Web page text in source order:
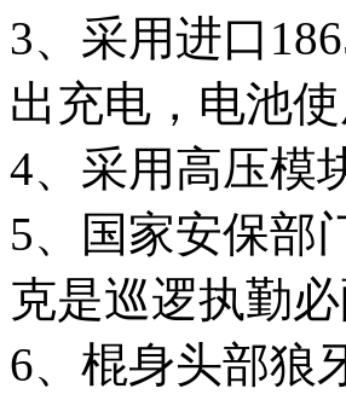
3、采用进口
出充电，电池
4、采用高压模
5、国家安保部
克是巡逻执勤
6、棍身头部狼